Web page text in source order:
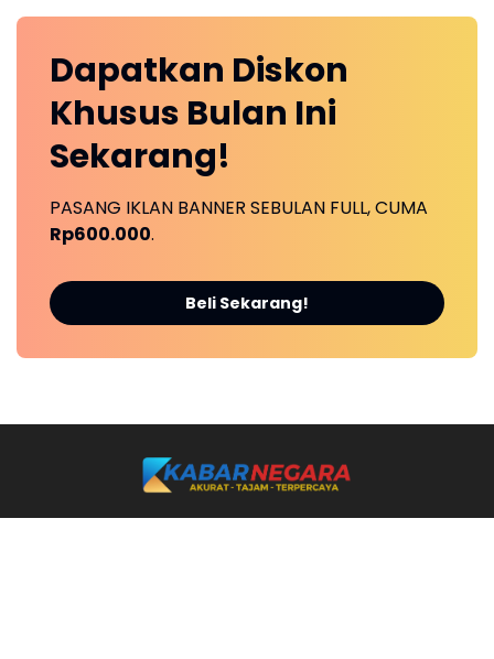
Dapatkan Diskon
Khusus Bulan Ini
Sekarang!
PASANG IKLAN BANNER SEBULAN FULL, CUMA
Rp600.000.
Beli Sekarang!